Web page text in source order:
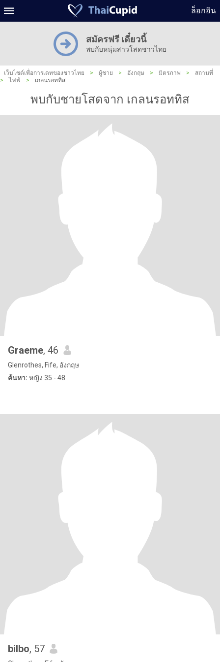
ล็อกอิน
สมัครฟรี เดี๋ยวนี้
พบกับหนุ่มสาวโสดชาวไทย
เว็บไซต์เพื่อการเดทของชาวไทย > ผู้ชาย > อังกฤษ > มิตรภาพ >
สถานที่
>
ไฟฟ์ > เกลนรอททิส
พบกับชายโสดจาก เกลนรอททิส
Graeme, 46
Glenrothes, Fife, อังกฤษ
ค้นหา: หญิง 35 - 48
bilbo, 57